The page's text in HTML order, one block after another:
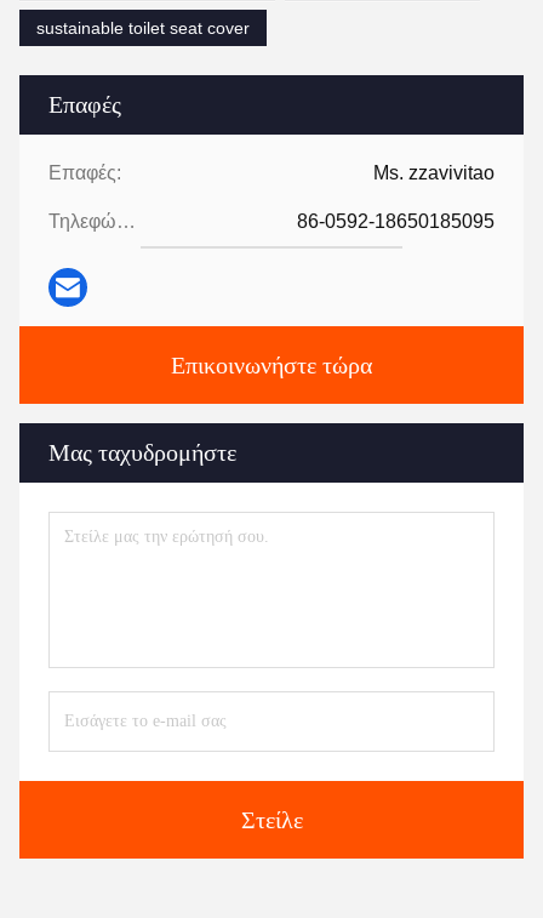
Επαφές
Επαφές: Ms. zzavivitao
Τηλεφώνημα: 86-0592-18650185095
Επικοινωνήστε τώρα
Μας ταχυδρομήστε
Στείλε
sustainable toilet seat cover